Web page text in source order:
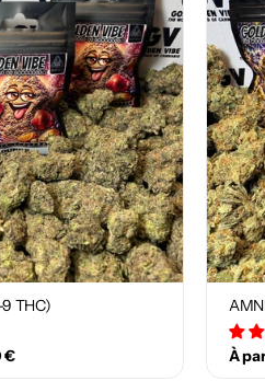
THC)
€ À